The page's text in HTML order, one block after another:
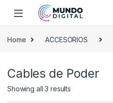
Skip to navigation
Skip to content
Home ACCESORIOS
Cables de Poder
Showing all 3 results